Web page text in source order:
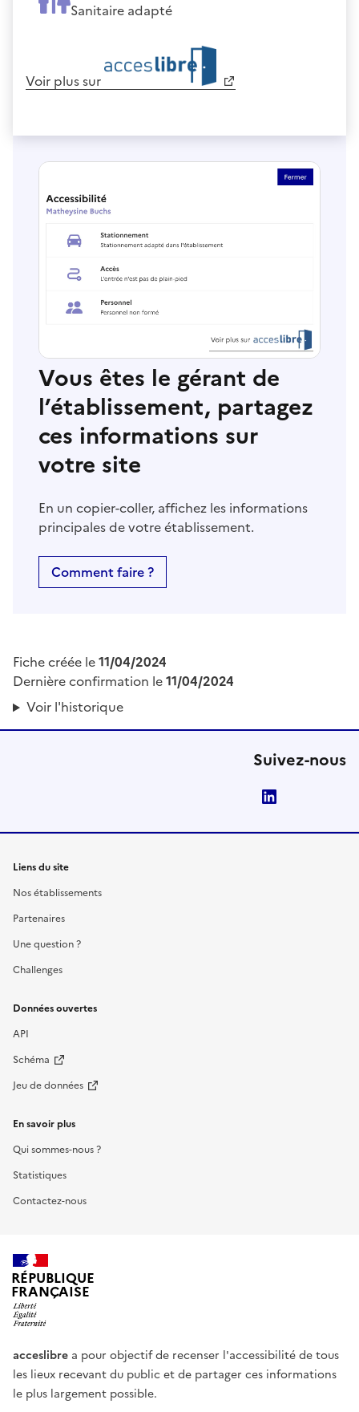
Sanitaire adapté
Voir plus sur
Vous êtes le gérant de
l’établissement, partagez
ces informations sur
votre site
En un copier-coller, affichez les informations
principales de votre établissement.
Comment faire ?
Fiche créée le11/04/2024
Dernière confirmation le11/04/2024
Voir l'historique
Suivez-nous
Liens du site
Nos établissements
Partenaires
Une question ?
Challenges
Données ouvertes
API
Schéma
Jeu de données
En savoir plus
Qui sommes-nous ?
Statistiques
Contactez-nous
RÉPUBLIQUE
FRANÇAISE
acceslibre a pour objectif de recenser l'accessibilité de tous
les lieux recevant du public et de partager ces informations
le plus largement possible.